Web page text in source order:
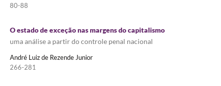
80-88
O estado de exceção nas margens do capitalismo
uma análise a partir do controle penal nacional
André Luiz de Rezende Junior
266-281